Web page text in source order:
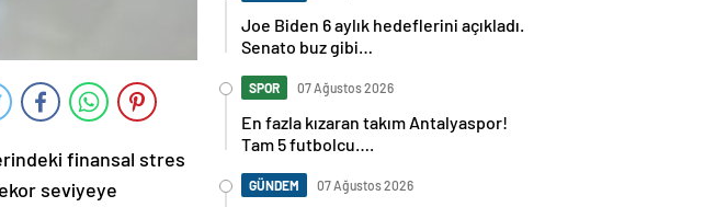
finansal stres
seviyeye
Joe Biden 6 aylık hedeflerini açıkladı.
Senato buz gibi…
SPOR 07 Ağustos 2026
En fazla kızaran takım Antalyaspor!
Tam 5 futbolcu….
GÜNDEM 07 Ağustos 2026